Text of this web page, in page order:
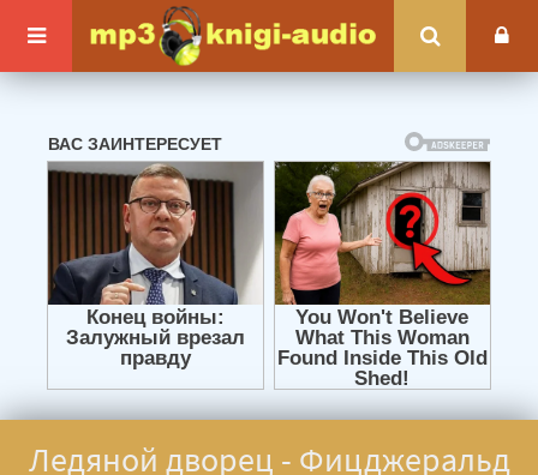
Ледяной дворец - Фицджеральд